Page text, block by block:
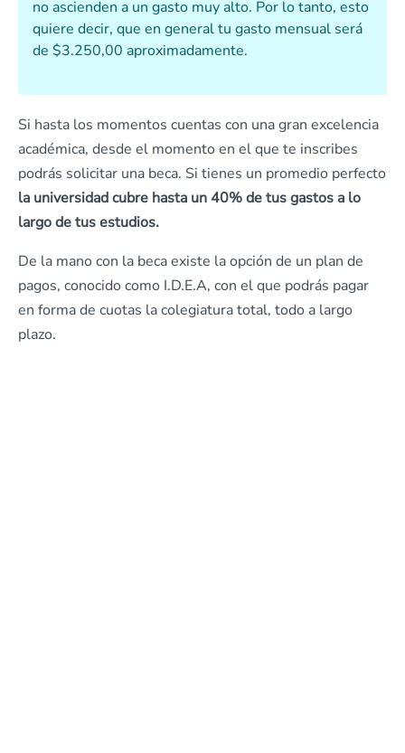
no ascienden a un gasto muy alto. Por lo tanto, esto
quiere decir, que en general tu gasto mensual será
de $3.250,00 aproximadamente.
Si hasta los momentos cuentas con una gran excelencia
académica, desde el momento en el que te inscribes
podrás solicitar una beca. Si tienes un promedio perfecto
la universidad cubre hasta un 40% de tus gastos a lo
largo de tus estudios.
De la mano con la beca existe la opción de un plan de
pagos, conocido como I.D.E.A, con el que podrás pagar
en forma de cuotas la colegiatura total, todo a largo
plazo.